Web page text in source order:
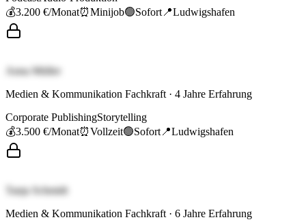
💰3.200 €/Monat⏰Minijob🟢Sofort 📍Ludwigshafen
Anna Müller
Medien & Kommunikation Fachkraft · 4 Jahre Erfahrung
Corporate PublishingStorytelling
💰3.500 €/Monat⏰Vollzeit🟢Sofort 📍Ludwigshafen
Tanja Schmidt
Medien & Kommunikation Fachkraft · 6 Jahre Erfahrung